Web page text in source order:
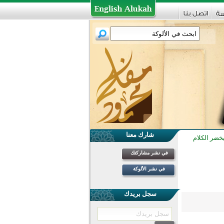
الكلام شارك معنا
في نشر مشاركتك
في نشر الألوكة
سجل بريدك